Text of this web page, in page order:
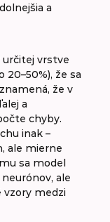
a
určitej vrstve
že sa
že v
a
chyby.
inak –
ale mierne
sa model
ale
vzory medzi